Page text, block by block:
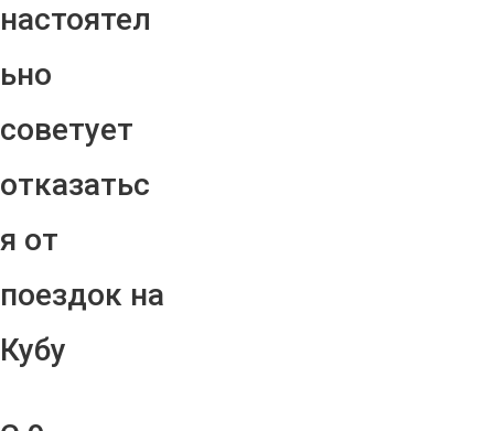
настоятел
ьно
советует
отказатьс
я от
поездок на
Кубу